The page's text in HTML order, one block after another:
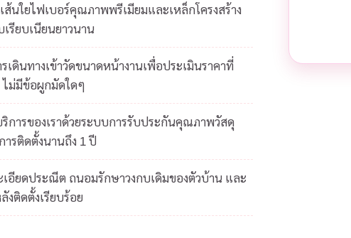
ส้นใยไฟเบอร์คุณภาพพรีเมียมและเหล็กโครงสร้าง
รียบเนียนยาวนาน
เดินทางเข้าวัดขนาดหน้างานเพื่อประเมินราคาที่
ม่มีข้อผูกมัดใดๆ
การของเราด้วยระบบการรับประกันคุณภาพวัสดุ
รติดตั้งนานถึง 1 ปี
อียดประณีต ถนอมรักษาวงกบเดิมของตัวบ้าน และ
ติดตั้งเรียบร้อย